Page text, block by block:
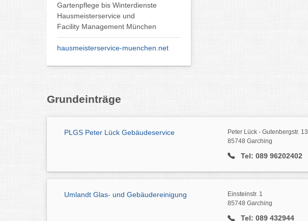
Gartenpflege bis Winterdienste
Hausmeisterservice und
Facility Management München
hausmeisterservice-muenchen.net
Grundeinträge
PLGS Peter Lück Gebäudeservice
Peter Lück - Gutenbergstr. 13
85748 Garching
Tel: 089 96202402
Umlandt Glas- und Gebäudereinigung
Einsteinstr. 1
85748 Garching
Tel: 089 432944